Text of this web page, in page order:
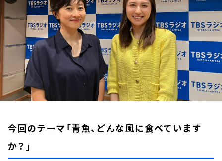
今回のテーマ「青魚、どんな風に食べています
か？」